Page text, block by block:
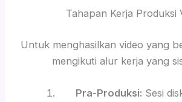
Tahapan Kerja Produksi
Untuk menghasilkan video yang
mengikuti alur kerja yang
Pra-Produksi: Sesi